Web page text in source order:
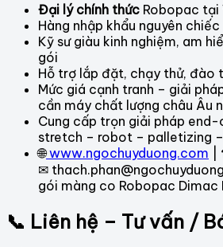
Đại lý chính thức Robopac tại
Hàng nhập khẩu nguyên chiếc
Kỹ sư giàu kinh nghiệm, am
gói
Hỗ trợ lắp đặt, chạy thử, đào
Mức giá cạnh tranh – giải
cần máy chất lượng châu Âu
Cung cấp trọn giải pháp
stretch – robot – palletizing
🌐 www.ngochuyduong.com |
✉
gói màng co Robopac Dimac
📞 Liên hệ – Tư vấn /